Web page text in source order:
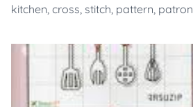
kitchen, cross, stitch, pattern, patron